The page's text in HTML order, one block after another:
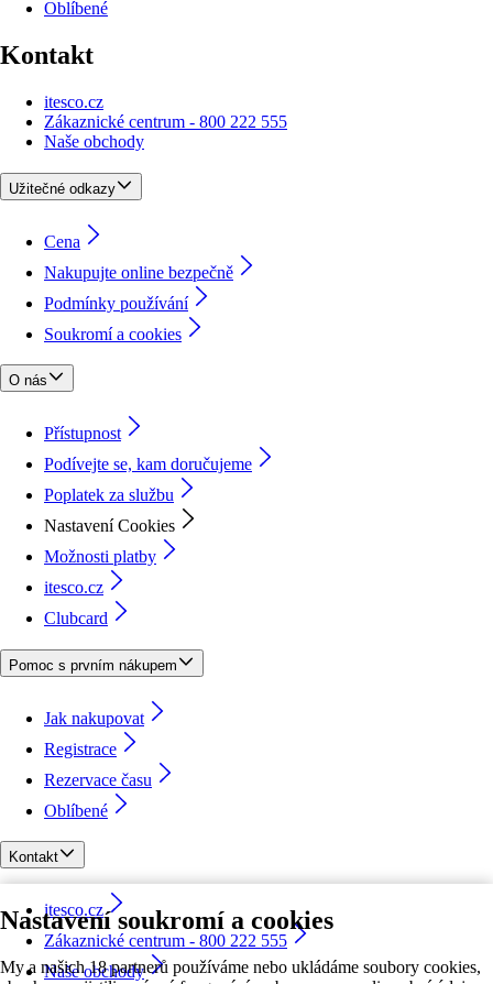
Nastavení soukromí a cookies
My a našich 18 partnerů používáme nebo ukládáme soubory cookies,
Oblíbené
Kontakt
itesco.cz
Zákaznické centrum - 800 222 555
Naše obchody
Užitečné odkazy
Cena
Nakupujte online bezpečně
Podmínky používání
Soukromí a cookies
O nás
Přístupnost
Podívejte se, kam doručujeme
Poplatek za službu
Nastavení Cookies
Možnosti platby
itesco.cz
Clubcard
Pomoc s prvním nákupem
Jak nakupovat
Registrace
Rezervace času
Oblíbené
Kontakt
itesco.cz
Zákaznické centrum - 800 222 555
Naše obchody